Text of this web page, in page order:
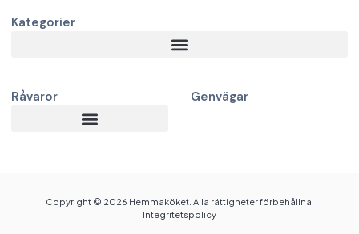
Kategorier
Råvaror Genvägar
Copyright © 2026 Hemmaköket. Alla rättigheter förbehållna.
Integritetspolicy